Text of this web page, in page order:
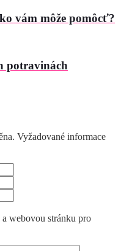
vám môže pomôcť?
potravinách
Vyžadované informace
webovou stránku pro